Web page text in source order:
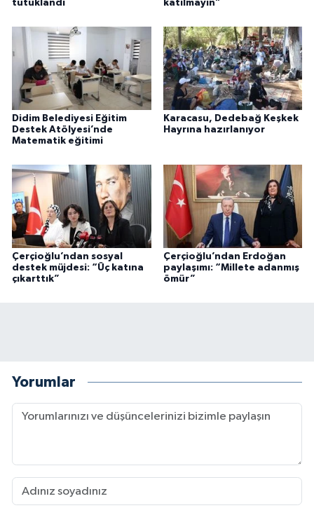
tutuklandı katılmayın”
Didim Belediyesi Eğitim
Destek Atölyesi’nde
Matematik eğitimi
Karacasu, Dedebağ Keşkek
Hayrına hazırlanıyor
Çerçioğlu’ndan sosyal
destek müjdesi: “Üç katına
çıkarttık”
Çerçioğlu’ndan Erdoğan
paylaşımı: “Millete adanmış
ömür”
Yorumlar